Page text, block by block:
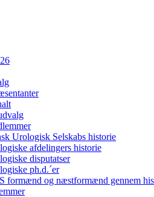
Urologisk Selskabs historie
afdelingers historie
disputatser
ph.d.´er
formænd og næstformænd gennem